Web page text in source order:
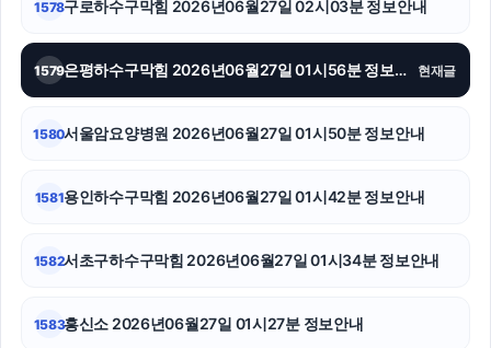
수원흥신소
부산흥신소
카니발 장기렌트
도봉구하수구막힘
수원학교폭력변호사
1578구로하수구막힘 2026년06월27일 02시03분 정보안내
1579 은평하수구막힘 2026년06월27일 01시56분 정보안내 현재글
1580서울암요양병원 2026년06월27일 01시50분 정보안내
1581용인하수구막힘 2026년06월27일 01시42분 정보안내
1582서초구하수구막힘 2026년06월27일 01시34분 정보안내
1583흥신소 2026년06월27일 01시27분 정보안내